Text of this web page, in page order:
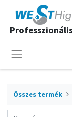
Összes termék